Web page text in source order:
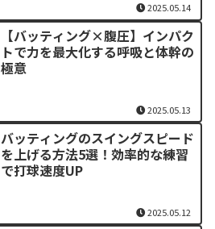
2025.05.14
【バッティング×腹圧】インパク
トで力を最大化する呼吸と体幹の
極意
2025.05.13
バッティングのスイングスピード
を上げる方法5選！効率的な練習
で打球速度UP
2025.05.12